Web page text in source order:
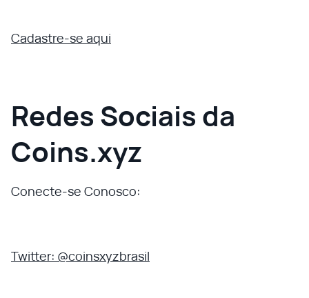
Cadastre-se aqui
Redes Sociais da
Coins.xyz
Conecte-se Conosco:
Twitter: @coinsxyzbrasil